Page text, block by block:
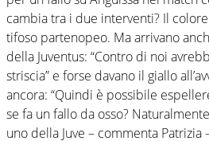
cambia tra i due interventi? Il
tifoso partenopeo. Ma arrivano
della Juventus: “Contro di noi
striscia” e forse davano il giallo
ancora: “Quindi è possibile
se fa un fallo da osso?
uno della Juve – commenta Patrizia